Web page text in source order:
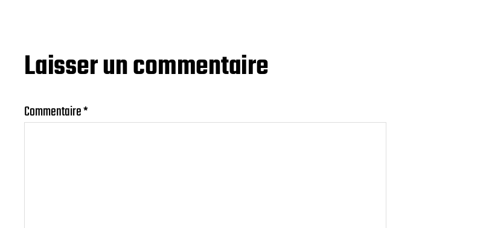
Laisser un commentaire
Commentaire*